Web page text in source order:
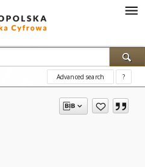
Advanced search ?